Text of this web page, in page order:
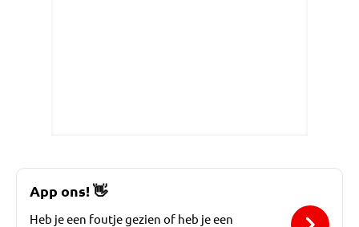
App ons! 👋
Heb je een foutje gezien of heb je een